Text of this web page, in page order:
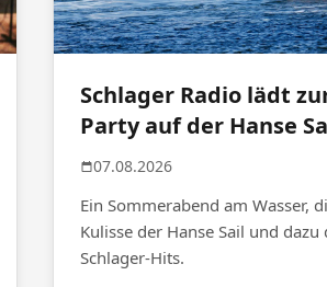
Schlager Radio lädt
Party auf der Hanse
07.08.2026
Ein Sommerabend am Wasser,
Kulisse der Hanse Sail und
Schlager-Hits.